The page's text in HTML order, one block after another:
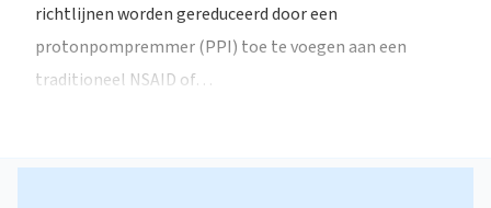
richtlijnen worden gereduceerd door een
protonpompremmer (PPI) toe te voegen aan een
traditioneel NSAID of…